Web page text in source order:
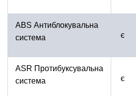
ABS Антиблокувальна
система
є
ASR Протибуксувальна
система
є